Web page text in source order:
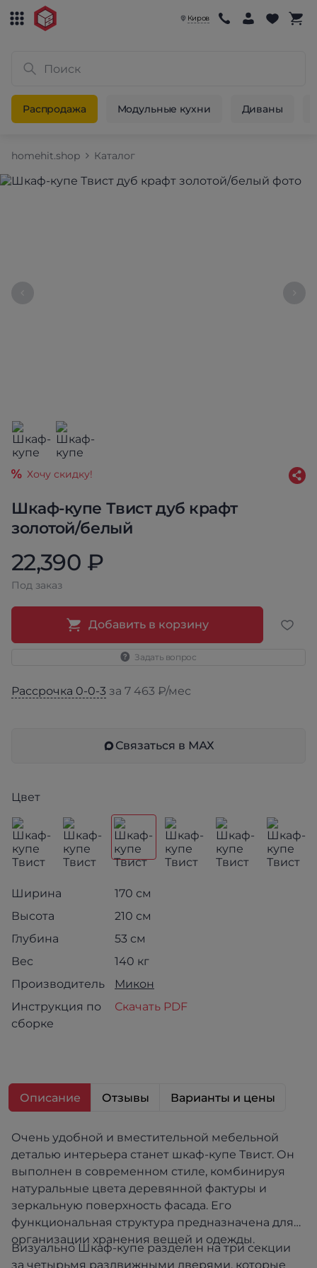
Киров
Распродажа Модульные кухни Диваны
homehit.shop Каталог
Шкаф-купе Твист дуб крафт
золотой/белый
Хочу скидку!
22,390 ₽
Под заказ
Добавить в корзину
Задать вопрос
Рассрочка 0-0-3 за 7 463 ₽/мес
Связаться в МАХ
Цвет
Ширина
170 см
Высота
210 см
Глубина
53 см
Вес
140 кг
Производитель
Микон
Инструкция по
сборке
Скачать PDF
Описание Отзывы Варианты и цены
Очень удобной и вместительной мебельной
деталью интерьера станет шкаф-купе Твист. Он
выполнен в современном стиле, комбинируя
натуральные цвета деревянной фактуры и
зеркальную поверхность фасада. Его
функциональная структура предназначена для
организации хранения вещей и одежды.
Визуально Шкаф-купе разделен на три секции
за четырьмя раздвижными дверями, которые